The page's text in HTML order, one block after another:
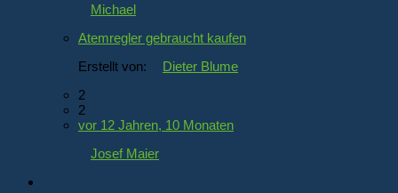
Michael
Atemregler gebraucht kaufen
Erstellt von:
Dieter Blume
2
2
vor 12 Jahren, 10 Monaten
Josef Maier